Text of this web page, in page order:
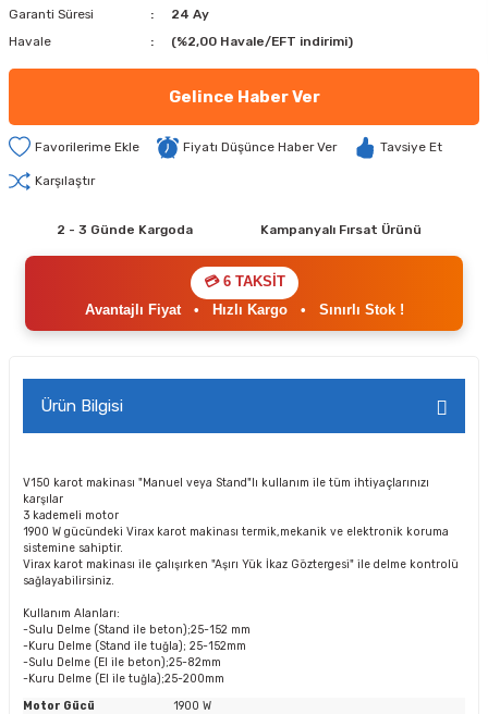
Garanti Süresi
24 Ay
Havale
(%2,00 Havale/EFT indirimi)
Gelince Haber Ver
Fiyatı Düşünce Haber Ver Tavsiye Et
Karşılaştır
2 - 3 Günde Kargoda Kampanyalı Fırsat Ürünü
💳 6 TAKSİT
Avantajlı Fiyat• Hızlı Kargo• Sınırlı Stok !
Ürün Bilgisi
V150 karot makinası "Manuel veya Stand"lı kullanım ile tüm ihtiyaçlarınızı
karşılar
3 kademeli motor
1900 W gücündeki Virax karot makinası termik,mekanik ve elektronik koruma
sistemine sahiptir.
Virax karot makinası ile çalışırken "Aşırı Yük İkaz Göztergesi" ile delme kontrolü
sağlayabilirsiniz.
Kullanım Alanları:
-Sulu Delme (Stand ile beton);25-152 mm
-Kuru Delme (Stand ile tuğla); 25-152mm
-Sulu Delme (El ile beton);25-82mm
-Kuru Delme (El ile tuğla);25-200mm
Motor Gücü
1900 W